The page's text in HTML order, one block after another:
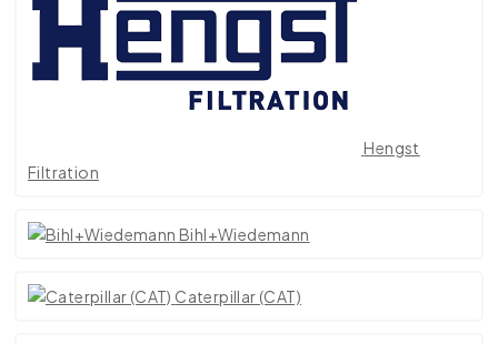
Hengst
Filtration
Bihl+Wiedemann
Caterpillar (CAT)